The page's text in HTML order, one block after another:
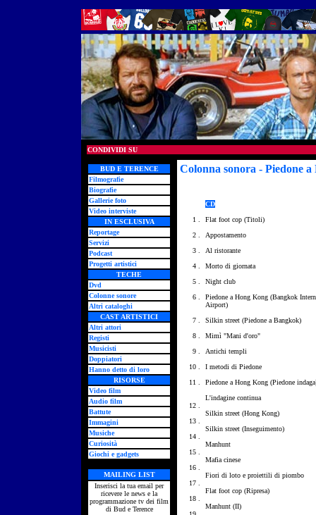
CONDIVIDI SU
BUD E TERENCE
Filmografie
Biografie
Gallerie foto
Video interviste
IN ESCLUSIVA
Reportage
Servizi
Podcast
Progetti artistici
TECHE
Dvd
Colonne sonore
Altri cataloghi
CAST ARTISTICI
Altri attori
Registi
Musicisti
Doppiatori
Hanno detto di loro
RISORSE
Video film
Audio film
Battute
Immagini
Musiche
Curiosità
Giochi e gadgets
MAILING LIST
Inserisci la tua email per
ricevere le news e la
programmazione tv dei film
di Bud e Terence
Colonna sonora - Piedone
1 .
2 .
3 .
4 .
5 .
6 .
7 .
8 .
9 .
10 .
11 .
12 .
13 .
14 .
15 .
16 .
17 .
18 .
CD
Flat foot cop (Titoli)
Appostamento
Al ristorante
Morto di giornata
Night club
Piedone a Hong Kong (Bangkok
Airport)
Silkin street (Piedone a Bangkok)
Mimì "Mani d'oro"
Antichi templi
I metodi di Piedone
Piedone a Hong Kong (Piedone
L'indagine continua
Silkin street (Hong Kong)
Silkin street (Inseguimento)
Manhunt
Mafia cinese
Fiori di loto e proiettili di piombo
Flat foot cop (Ripresa)
Manhunt (II)